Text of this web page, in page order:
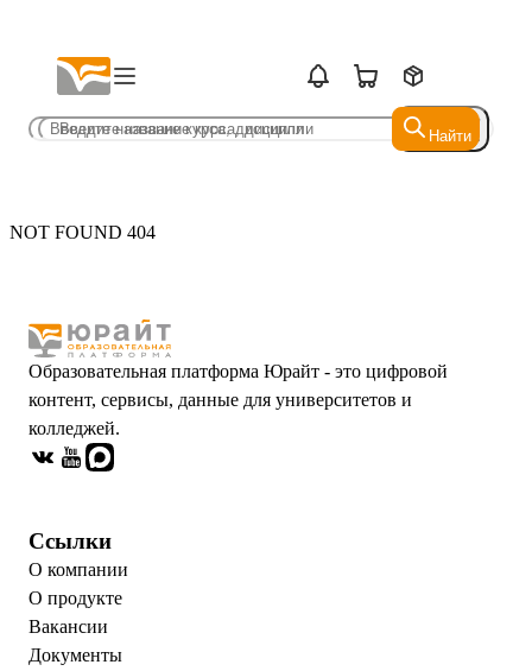
Найти
Найти
NOT FOUND 404
Образовательная платформа Юрайт - это цифровой
контент, сервисы, данные для университетов и
колледжей.
Ссылки
О компании
О продукте
Вакансии
Документы